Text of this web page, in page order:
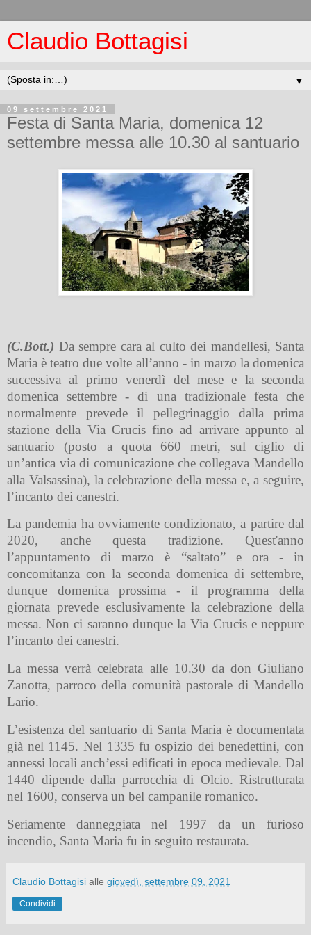
Claudio Bottagisi
▼
09 settembre 2021
Festa di Santa Maria, domenica 12
settembre messa alle 10.30 al santuario
(C.Bott.) Da sempre cara al culto dei mandellesi, Santa
Maria è teatro due volte all’anno - in marzo la domenica
successiva al primo venerdì del mese e la seconda
domenica settembre - di una tradizionale festa che
normalmente prevede il pellegrinaggio dalla prima
stazione della Via Crucis fino ad arrivare appunto al
santuario (posto a quota 660 metri, sul ciglio di
un’antica via di comunicazione che collegava Mandello
alla Valsassina), la celebrazione della messa e, a seguire,
l’incanto dei canestri.
La pandemia ha ovviamente condizionato, a partire dal
2020, anche questa tradizione. Quest'anno
l’appuntamento di marzo è “saltato” e ora - in
concomitanza con la seconda domenica di settembre,
dunque domenica prossima - il programma della
giornata prevede esclusivamente la celebrazione della
messa. Non ci saranno dunque la Via Crucis e neppure
l’incanto dei canestri.
La messa verrà celebrata alle 10.30 da don Giuliano
Zanotta, parroco della comunità pastorale di Mandello
Lario.
L’esistenza del santuario di Santa Maria è documentata
già nel 1145. Nel 1335 fu ospizio dei benedettini, con
annessi locali anch’essi edificati in epoca medievale. Dal
1440 dipende dalla parrocchia di Olcio. Ristrutturata
nel 1600, conserva un bel campanile romanico.
Seriamente danneggiata nel 1997 da un furioso
incendio, Santa Maria fu in seguito restaurata.
Claudio Bottagisi alle giovedì, settembre 09, 2021
Condividi